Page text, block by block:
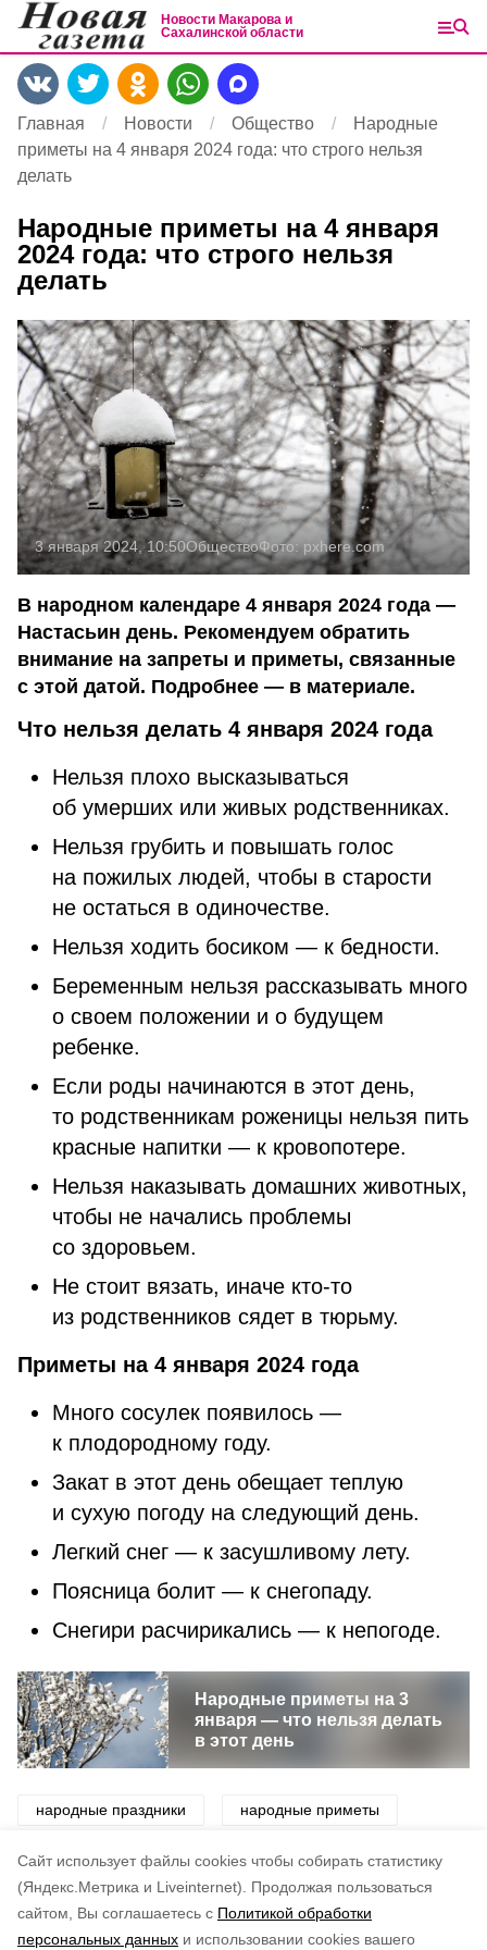
Cайт использует файлы cookies чтобы собирать статистику
(Яндекс.Метрика и Liveinternet).
Продолжая пользоваться
сайтом, Вы соглашаетесь с Политикой обработки
персональных данных и использовании cookies вашего
Новости Макарова и
Сахалинской области
Главная Новости Общество
Народные
приметы на 4 января 2024 года: что строго нельзя
делать
Народные приметы на 4 января
2024 года: что строго нельзя
делать
3 января 2024, 10:50ОбществоФото:pxhere.com
В народном календаре 4 января 2024 года —
Настасьин день. Рекомендуем обратить
внимание на запреты и приметы, связанные
с этой датой. Подробнее — в материале.
Что нельзя делать 4 января 2024 года
Нельзя плохо высказываться
об умерших или живых родственниках.
Нельзя грубить и повышать голос
на пожилых людей, чтобы в старости
не остаться в одиночестве.
Нельзя ходить босиком — к бедности.
Беременным нельзя рассказывать много
о своем положении и о будущем
ребенке.
Если роды начинаются в этот день,
то родственникам роженицы нельзя пить
красные напитки — к кровопотере.
Нельзя наказывать домашних животных,
чтобы не начались проблемы
со здоровьем.
Не стоит вязать, иначе кто-то
из родственников сядет в тюрьму.
Приметы на 4 января 2024 года
Много сосулек появилось —
к плодородному году.
Закат в этот день обещает теплую
и сухую погоду на следующий день.
Легкий снег — к засушливому лету.
Поясница болит — к снегопаду.
Снегири расчирикались — к непогоде.
Народные приметы на 3
января — что нельзя делать
в этот день
народные праздники народные приметы
приметы традиции праздники